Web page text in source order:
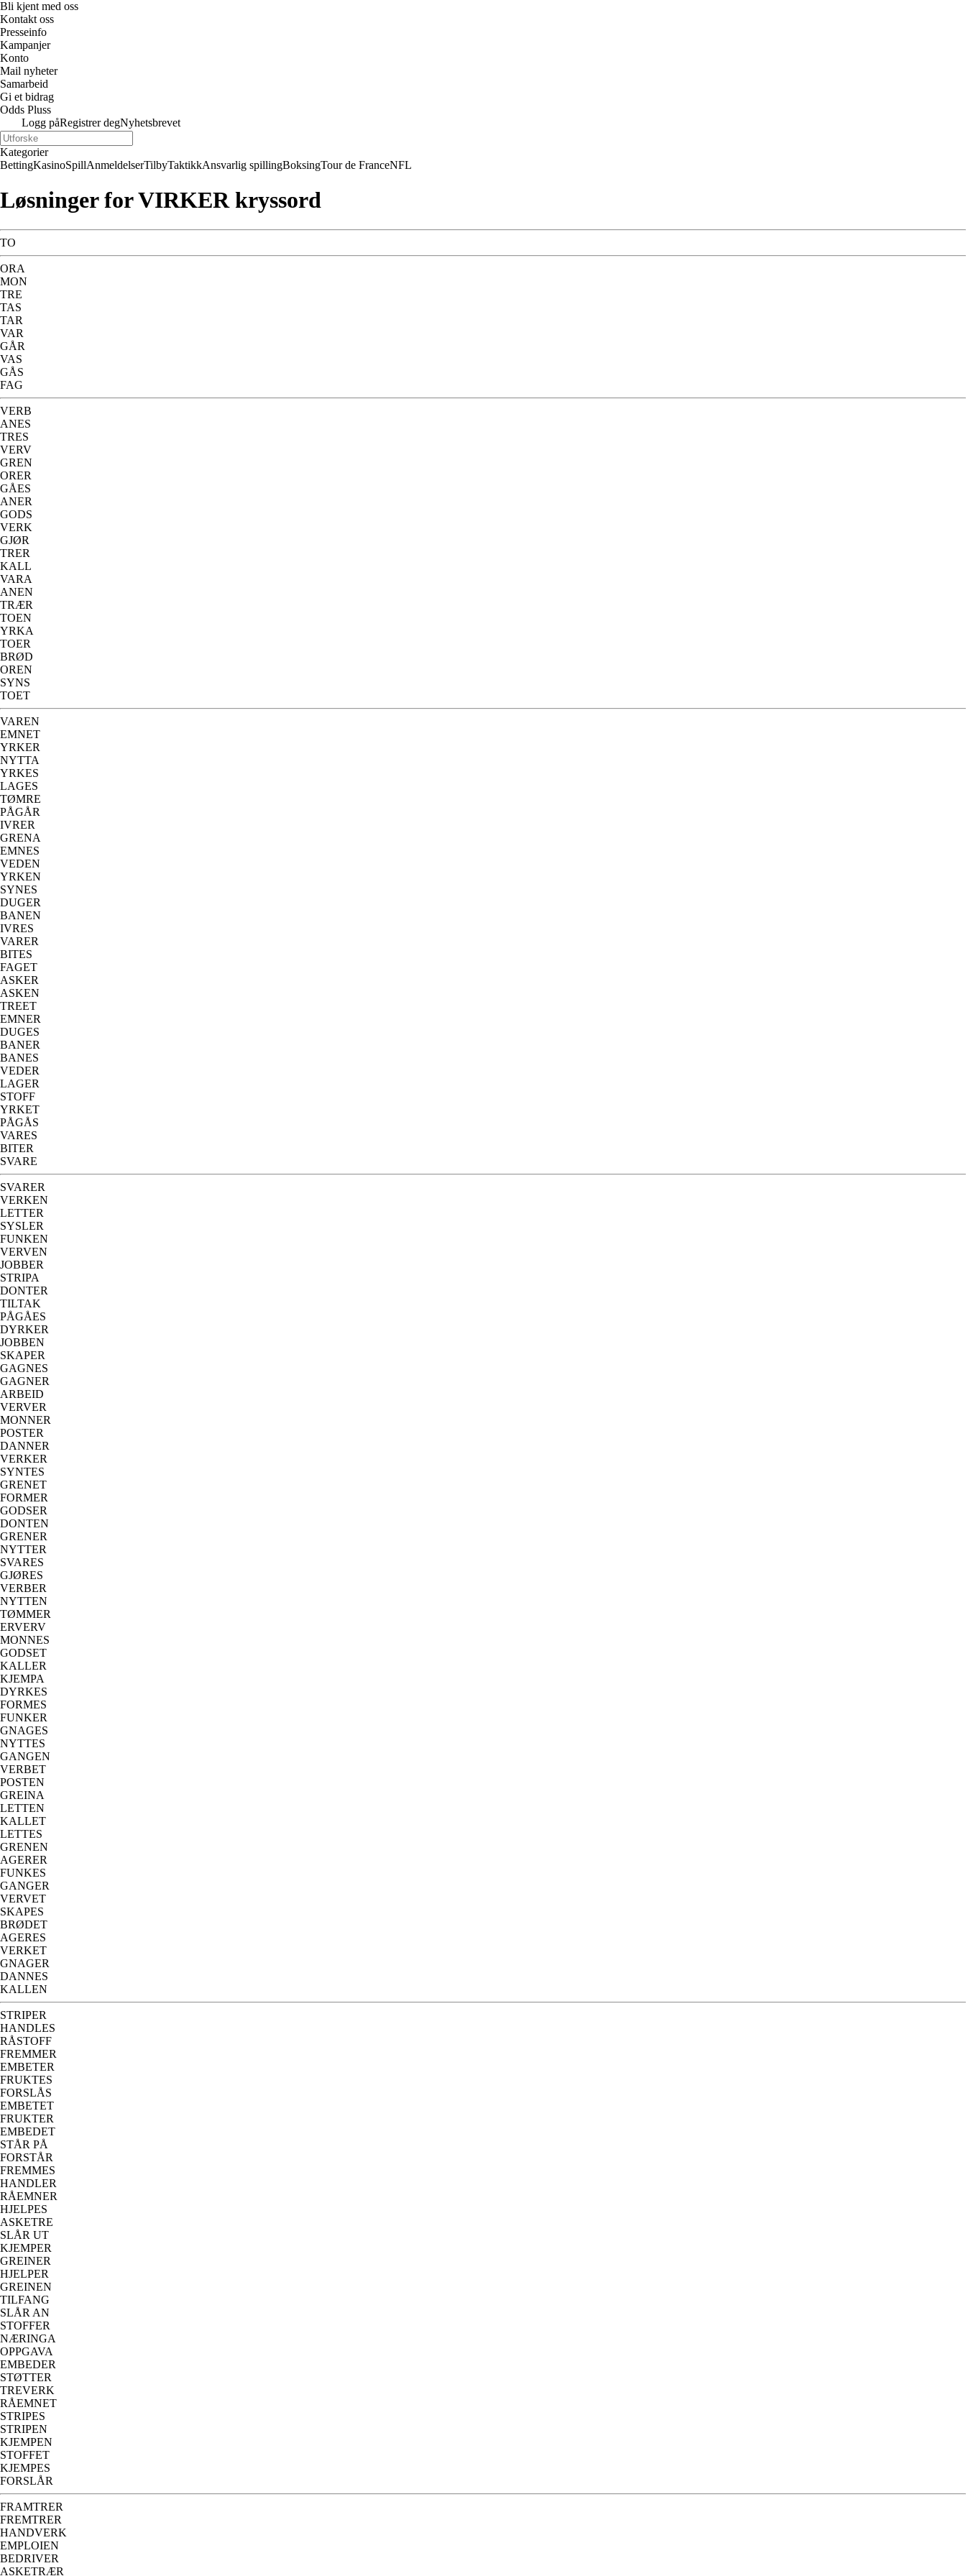
Bli kjent med oss
Kontakt oss
Presseinfo
Kampanjer
Konto
Mail nyheter
Samarbeid
Gi et bidrag
Odds Pluss
Logg påRegistrer degNyhetsbrevet
Kategorier
BettingKasinoSpillAnmeldelserTilbyTaktikkAnsvarlig spillingBoksingTour de FranceNFL
Løsninger for VIRKER kryssord
TO
ORA
MON
TRE
TAS
TAR
VAR
GÅR
VAS
GÅS
FAG
VERB
ANES
TRES
VERV
GREN
ORER
GÅES
ANER
GODS
VERK
GJØR
TRER
KALL
VARA
ANEN
TRÆR
TOEN
YRKA
TOER
BRØD
OREN
SYNS
TOET
VAREN
EMNET
YRKER
NYTTA
YRKES
LAGES
TØMRE
PÅGÅR
IVRER
GRENA
EMNES
VEDEN
YRKEN
SYNES
DUGER
BANEN
IVRES
VARER
BITES
FAGET
ASKER
ASKEN
TREET
EMNER
DUGES
BANER
BANES
VEDER
LAGER
STOFF
YRKET
PÅGÅS
VARES
BITER
SVARE
SVARER
VERKEN
LETTER
SYSLER
FUNKEN
VERVEN
JOBBER
STRIPA
DONTER
TILTAK
PÅGÅES
DYRKER
JOBBEN
SKAPER
GAGNES
GAGNER
ARBEID
VERVER
MONNER
POSTER
DANNER
VERKER
SYNTES
GRENET
FORMER
GODSER
DONTEN
GRENER
NYTTER
SVARES
GJØRES
VERBER
NYTTEN
TØMMER
ERVERV
MONNES
GODSET
KALLER
KJEMPA
DYRKES
FORMES
FUNKER
GNAGES
NYTTES
GANGEN
VERBET
POSTEN
GREINA
LETTEN
KALLET
LETTES
GRENEN
AGERER
FUNKES
GANGER
VERVET
SKAPES
BRØDET
AGERES
VERKET
GNAGER
DANNES
KALLEN
STRIPER
HANDLES
RÅSTOFF
FREMMER
EMBETER
FRUKTES
FORSLÅS
EMBETET
FRUKTER
EMBEDET
STÅR PÅ
FORSTÅR
FREMMES
HANDLER
RÅEMNER
HJELPES
ASKETRE
SLÅR UT
KJEMPER
GREINER
HJELPER
GREINEN
TILFANG
SLÅR AN
STOFFER
NÆRINGA
OPPGAVA
EMBEDER
STØTTER
TREVERK
RÅEMNET
STRIPES
STRIPEN
KJEMPEN
STOFFET
KJEMPES
FORSLÅR
FRAMTRER
FREMTRER
HANDVERK
EMPLOIEN
BEDRIVER
ASKETRÆR